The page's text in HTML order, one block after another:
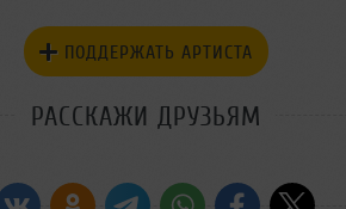
ПОДДЕРЖАТЬ АРТИСТА
РАССКАЖИ ДРУЗЬЯМ